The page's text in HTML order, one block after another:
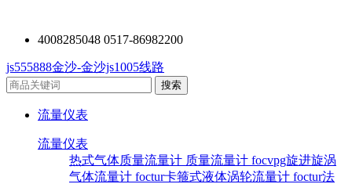
4008285048 0517-86982200
js555888金沙-金沙js1005线路
流量仪表
流量仪表
热式气体质量流量计 质量流量计 focvpg旋进旋涡
气体流量计 foctur卡箍式液体涡轮流量计 foctur法